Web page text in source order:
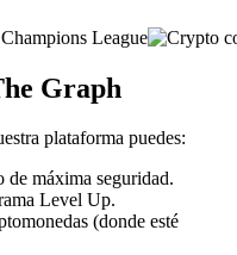
Graph
plataforma puedes:
de máxima seguridad.
Level Up.
(donde esté